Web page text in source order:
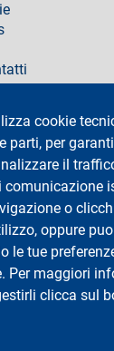
cookie
parti, per
il
o
oppure
le tue
Per maggiori
clicca sul
di Milano
7 - 20122 Milano